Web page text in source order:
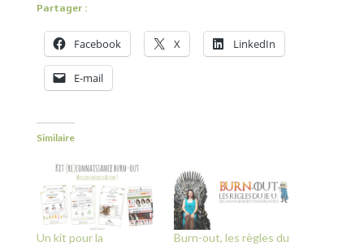
Partager :
Facebook X LinkedIn
E-mail
Similaire
Un kit pour la
Burn-out, les règles du